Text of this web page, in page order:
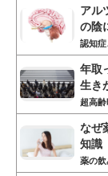
アル
の陰
認知
年取
生き
超高
なぜ
知識
薬の